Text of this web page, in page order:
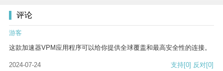
评论
游客
这款加速器VPM应用程序可以给你提供全球覆盖和最高安全性的连接。
2024-07-24 支持[0] 反对[0]